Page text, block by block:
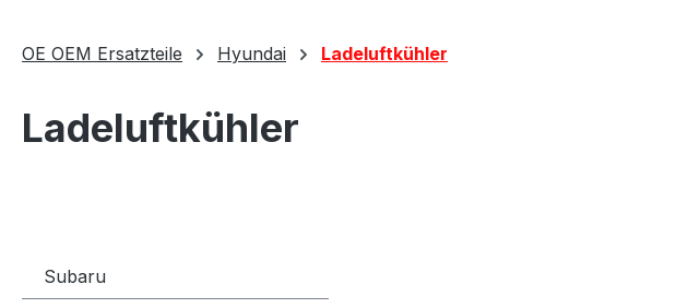
OE OEM Ersatzteile Hyundai Ladeluftkühler
Ladeluftkühler
Subaru